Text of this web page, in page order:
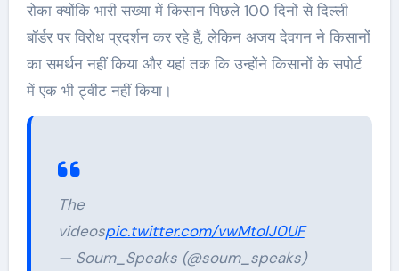
रोका क्योंकि भारी सख्या में किसान पिछले 100 दिनों से दिल्ली
बॉर्डर पर विरोध प्रदर्शन कर रहे हैं, लेकिन अजय देवगन ने किसानों
का समर्थन नहीं किया और यहां तक कि उन्होंने किसानों के सपोर्ट
में एक भी ट्वीट नहीं किया।
The
videospic.twitter.com/vwMtolJ0UF
— Soum_Speaks (@soum_speaks)